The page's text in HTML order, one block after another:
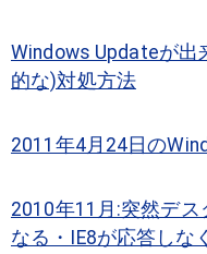
Windows Updateが出
的な)対処方法
2011年4月24日の
2010年11月:突然デ
なる・IE8が応答しな